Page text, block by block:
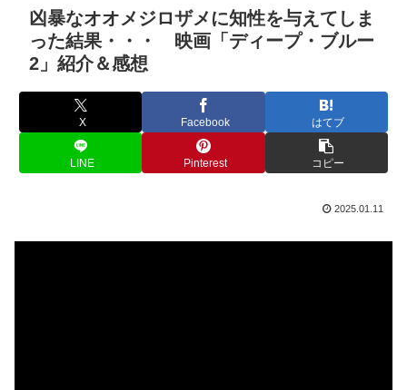
凶暴なオオメジロザメに知性を与えてしま
った結果・・・ 映画「ディープ・ブルー
2」紹介＆感想
X Facebook はてブ
LINE Pinterest コピー
2025.01.11